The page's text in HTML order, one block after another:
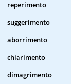
reperimento
suggerimento
aborrimento
chiarimento
dimagrimento